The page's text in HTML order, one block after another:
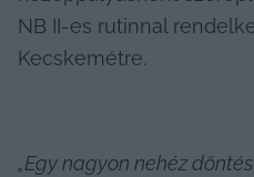
NB II-es rutinnal
Kecskemétre.
„Egy nagyon nehéz